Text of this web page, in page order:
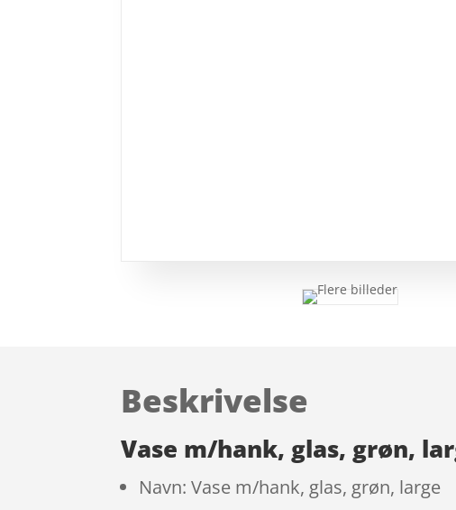
Beskrivelse
Vase m/hank, glas, grøn,
Navn: Vase m/hank, glas, grøn, large